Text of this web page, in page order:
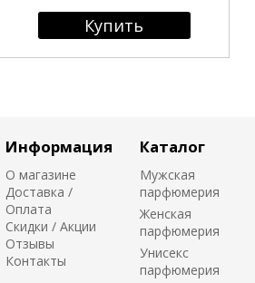
Информация
О магазине
Доставка /
Оплата
Скидки / Акции
Отзывы
Контакты
Каталог
Мужская
парфюмерия
Женская
парфюмерия
Унисекс
парфюмерия